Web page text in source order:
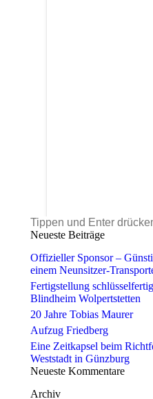
Search:
Neueste Beiträge
Offizieller Sponsor –
einem Neunsitzer-
Fertigstellung
Blindheim Wolpertstetten
20 Jahre Tobias Maurer
Aufzug Friedberg
Eine Zeitkapsel beim
Weststadt in Günzburg
Neueste Kommentare
Archiv